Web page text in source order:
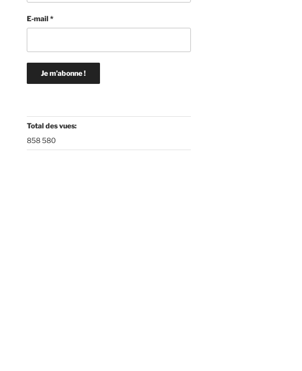
E-mail*
Total des vues:
858 580